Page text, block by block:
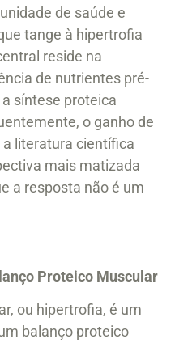
de saúde e
tange à hipertrofia
reside na
de nutrientes pré-
síntese proteica
o ganho de
literatura científica
mais matizada
a resposta não é um
Proteico Muscular
ou hipertrofia, é um
balanço proteico